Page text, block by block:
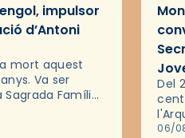
impulsor
d’Antoni
mort aquest
Va ser
Família
Del
les
06/